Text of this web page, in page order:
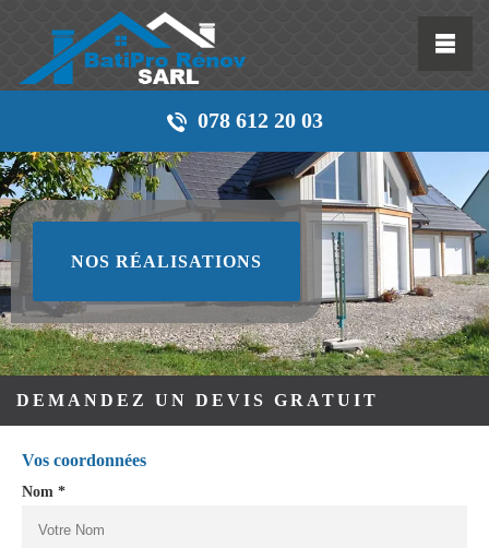
078 612 20 03
NOS RÉALISATIONS
DEMANDEZ UN DEVIS GRATUIT
Vos coordonnées
Nom *